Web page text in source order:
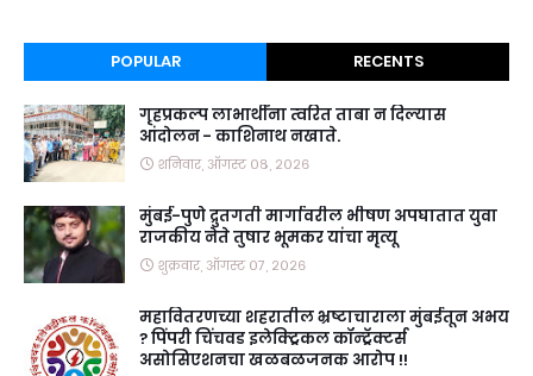
POPULAR RECENTS
गृहप्रकल्प लाभार्थींना त्वरित ताबा न दिल्यास
आंदोलन - काशिनाथ नखाते.
शनिवार, ऑगस्ट ०८, २०२६
मुंबई-पुणे द्रुतगती मार्गावरील भीषण अपघातात युवा
राजकीय नेते तुषार भूमकर यांचा मृत्यू
शुक्रवार, ऑगस्ट ०७, २०२६
महावितरणच्या शहरातील भ्रष्टाचाराला मुंबईतून अभय
? पिंपरी चिंचवड इलेक्ट्रिकल कॉन्ट्रॅक्टर्स
असोसिएशनचा खळबळजनक आरोप !!